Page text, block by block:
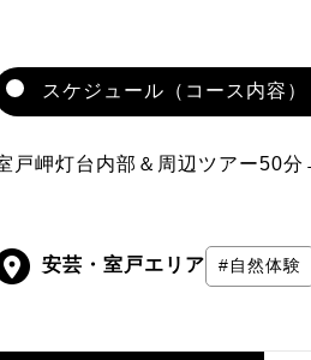
スケジュール（コース内容）
戸岬灯台内部＆周辺ツアー50
安芸・室戸エリア #自然体験